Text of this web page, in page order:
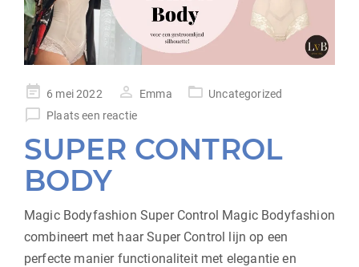
geplaatst
op
6 mei 2022 Emma
Uncategorized
Plaats een reactie
SUPER CONTROL
BODY
Magic Bodyfashion Super Control Magic Bodyfashion
combineert met haar Super Control lijn op een
perfecte manier functionaliteit met elegantie en